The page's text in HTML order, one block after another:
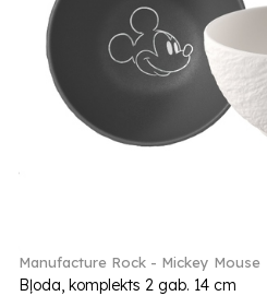
Manufacture Rock - Mickey Mouse
Bļoda, komplekts 2 gab. 14 cm